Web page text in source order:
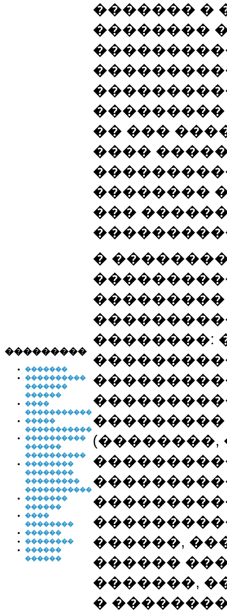
���������
�������
����������
�������
������
����
�����������
�����
�����������
����������
������
����������
��������
��������
���������
�����������
�������
������
����
��������
������
��������
������
������
������� �
��������
�� ���
����
��������
���
�
��������:
(��������,
������,
������
�������,
�